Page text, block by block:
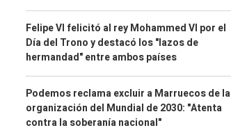
Felipe VI felicitó al rey Mohammed VI por el
Día del Trono y destacó los "lazos de
hermandad" entre ambos países
Podemos reclama excluir a Marruecos de la
organización del Mundial de 2030: "Atenta
contra la soberanía nacional"